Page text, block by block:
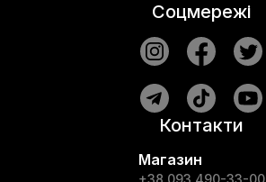
Соцмережі
Контакти
Магазин
+38 093 490-33-00